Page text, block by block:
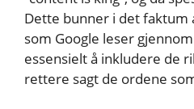
Dette bunner i det faktum
som Google leser
essensielt å inkludere de
rettere sagt de ordene